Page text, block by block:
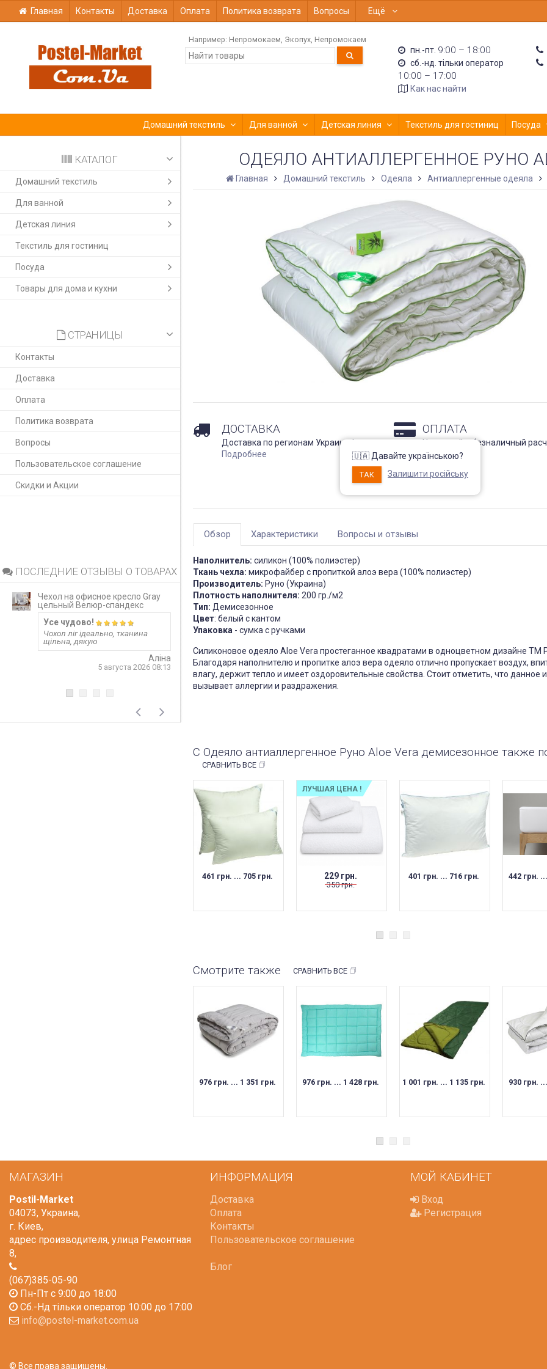
Главная Контакты Доставка Оплата Политика возврата Вопросы Ещё
Например: Непромокаем Экопух Непромокаем
пн.-пт. 9:00 – 18:00
сб.-нд. тільки оператор
10:00 – 17:00
Как нас найти
Домашний текстиль Для ванной Детская линия Текстиль для гостиниц Посуда
КАТАЛОГ
Домашний текстиль
Для ванной
Детская линия
Текстиль для гостиниц
Посуда
Товары для дома и кухни
СТРАНИЦЫ
Контакты
Доставка
Оплата
Политика возврата
Вопросы
Пользовательское соглашение
Скидки и Акции
ПОСЛЕДНИЕ ОТЗЫВЫ О ТОВАРАХ
Чехол на офисное кресло Gray
цельный Велюр-спандекс
Усе чудово!
Чохол ліг ідеально, тканина
щільна, дякую
Аліна
5 августа 2026 08:13
Непромокаемый чехол на
матрас Grey защитный
Запитання 91905
Розмір 180 на 200, має висоту
варіант? Чи не створює цей
матеріал шурхотіння при
користуванні??! Він як чохол чи
односторонній? Дякую за
відповідь
еластична яка гарно лягла на
моє крісло. Однако ставлю
четвірку, оскільки обіцяли
відправити через 3 дні а
ОДЕЯЛО АНТИАЛЛЕРГЕННОЕ РУНО
Главная Домашний текстиль Одеяла Антиаллергенные одеяла
ДОСТАВКА
Доставка по регионам Украины !
Подробнее
ОПЛАТА
Наличный и безналичный
Подробнее
Обзор Характеристики Вопросы и отзывы
Наполнитель: силикон (100% полиэстер)
Ткань чехла: микрофайбер с пропиткой алоэ вера (100% полиэстер)
Производитель: Руно (Украина)
Плотность наполнителя: 200 гр./м2
Тип: Демисезонное
Цвет: белый с кантом
Упаковка- сумка с ручками
Силиконовое одеяло Aloe Vera простеганное квадратами в одноцветном дизайне ТМ
Благодаря наполнителю и пропитке алоэ вера одеяло отлично пропускает воздух,
влагу, держит тепло и имеет оздоровительные свойства. Стоит отметить, что данное
вызывает аллергии и раздражения.
С Одеяло антиаллергенное Руно Aloe Vera демисезонное также
СРАВНИТЬ ВСЕ
461 грн. ... 705 грн. 229 грн.
350 грн.
ЛУЧШАЯ ЦЕНА !
401 грн. ... 716 грн. 442 грн.
Смотрите также СРАВНИТЬ ВСЕ
976 грн. ... 1 351 грн. 976 грн. ... 1 428 грн. 1 001 грн. ... 1 135 грн. 930 грн.
МАГАЗИН
Postil-Market
04073, Украина,
г. Киев,
адрес производителя, улица Ремонтная
8,
(067)385-05-90
Пн-Пт с 9:00 до 18:00
Сб.-Нд тільки оператор 10:00 до 17:00
info@postel-market.com.ua
ИНФОРМАЦИЯ
Доставка
Оплата
Контакты
Пользовательское соглашение
Блог
МОЙ КАБИНЕТ
Вход
Регистрация
© Все права защищены.
🇺🇦 Давайте українською?
ТАК Залишити російську